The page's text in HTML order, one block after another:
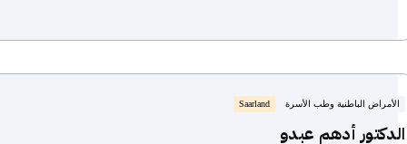
الأمراض الباطنية وطب الأسرة Saarland
الدكتور أدهم عبدو